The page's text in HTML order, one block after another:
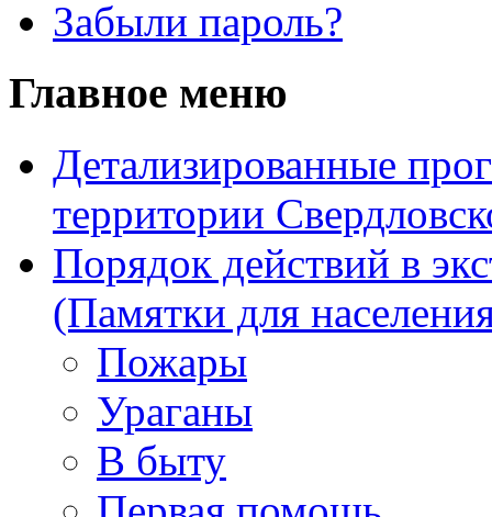
Забыли пароль?
Главное меню
Детализированные
территории
Порядок действий в
(Памятки для
Пожары
Ураганы
В быту